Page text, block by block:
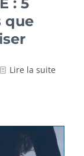
que
Lire la suite